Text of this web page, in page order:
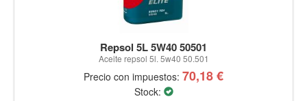
Repsol 5L 5W40 50501
Aceite repsol 5l. 5w40 50.501
Precio con impuestos: 70,18 €
Stock: